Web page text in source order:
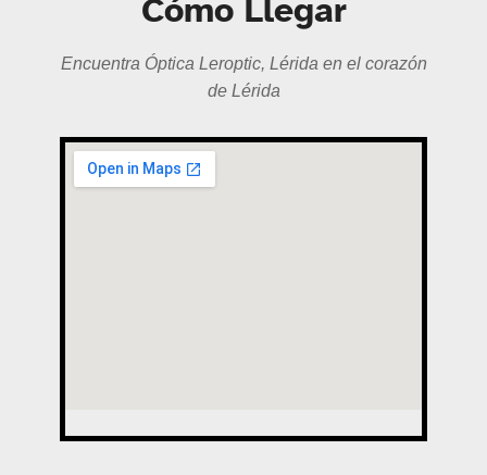
Cómo Llegar
Encuentra Óptica Leroptic, Lérida en el corazón
de Lérida